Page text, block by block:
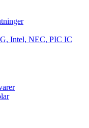
Intel, NEC, PIC IC